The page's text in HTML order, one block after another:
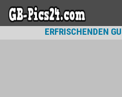
ERFRISCHENDEN